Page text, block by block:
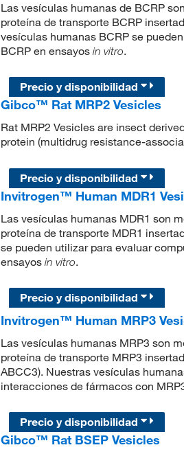
Las vesículas humanas de BCRP
proteína de transporte BCRP
vesículas humanas BCRP se
BCRP en ensayos in vitro.
Precio y disponibilidad
Gibco™ Rat MRP2 Vesicles
Rat MRP2 Vesicles are insect
protein (multidrug resistance-
Precio y disponibilidad
Invitrogen™ Human MDR1
Las vesículas humanas MDR1 son
proteína de transporte MDR1
se pueden utilizar para evaluar
ensayos in vitro.
Precio y disponibilidad
Invitrogen™ Human MRP3
Las vesículas humanas MRP3 son
proteína de transporte MRP3
ABCC3). Nuestras vesículas
interacciones de fármacos con
Precio y disponibilidad
Gibco™ Rat BSEP Vesicles